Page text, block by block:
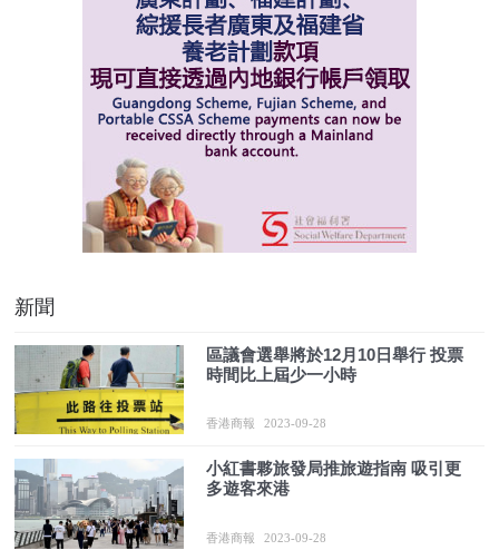
新聞
區議會選舉將於12月10日舉行 投票
時間比上屆少一小時
香港商報 2023-09-28
小紅書夥旅發局推旅遊指南 吸引更
多遊客來港
香港商報 2023-09-28